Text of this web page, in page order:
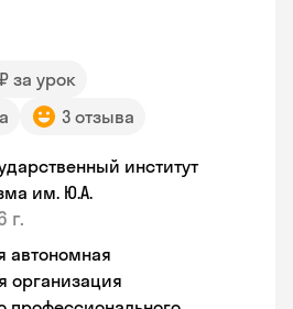
за урок
3 отзыва
институт
им. Ю.А.
г.
автономная
организация